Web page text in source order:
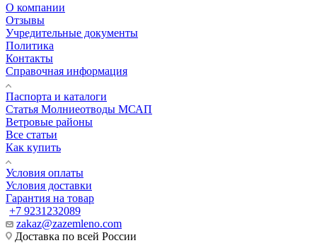
О компании
Отзывы
Учредительные документы
Политика
Контакты
Справочная информация
Паспорта и каталоги
Статья Молниеотводы МСАП
Ветровые районы
Все статьи
Как купить
Условия оплаты
Условия доставки
Гарантия на товар
+7 9231232089
zakaz@zazemleno.com
Доставка по всей России